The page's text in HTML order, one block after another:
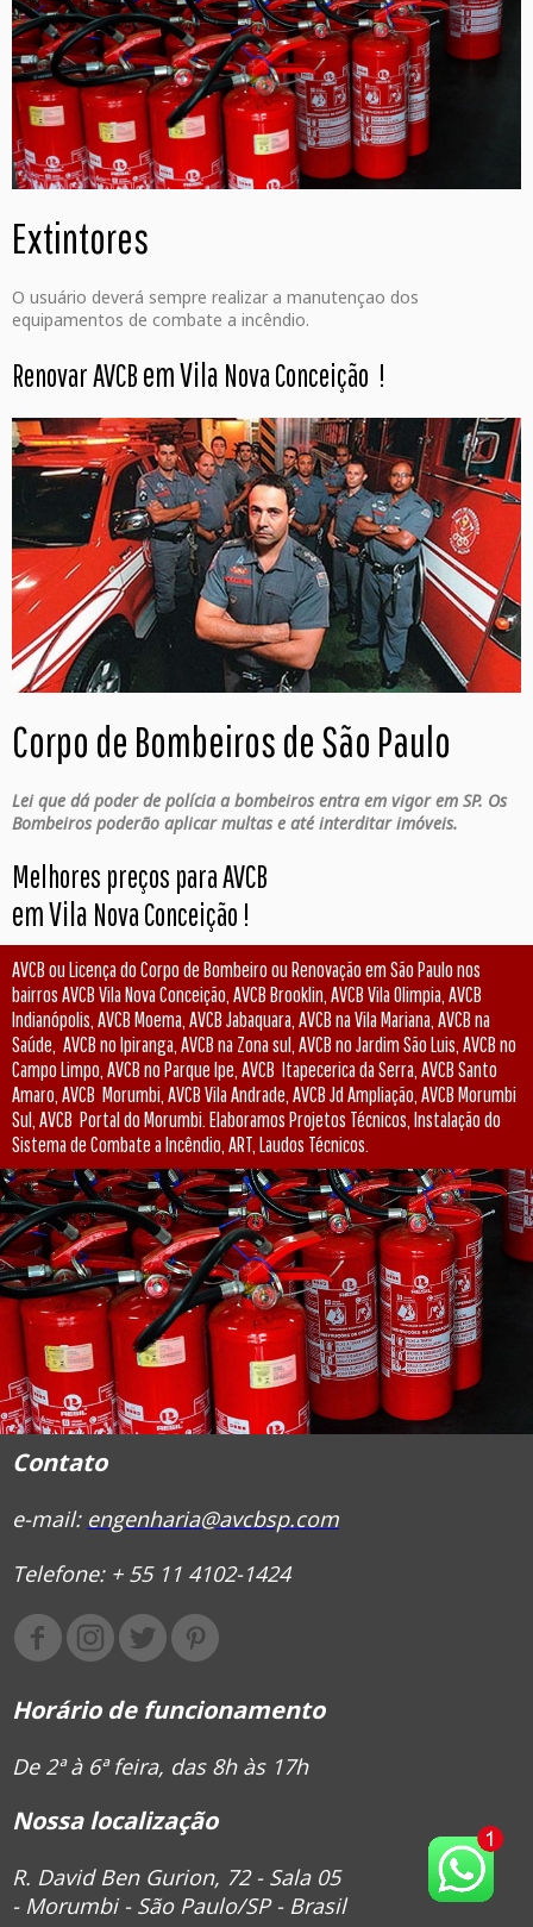
Extintores
O usuário deverá sempre realizar a manutençao dos
equipamentos de combate a incêndio.
Renovar AVCB em Vila Nova Conceição !
Corpo de Bombeiros de São Paulo
Lei que dá poder de polícia a bombeiros entra em vigor em SP. Os
Bombeiros poderão aplicar multas e até interditar imóveis.
Melhores preços para AVCB
em Vila Nova Conceição !
AVCB ou Licença do Corpo de Bombeiro ou Renovação em São Paulo nos
bairros AVCB Vila Nova Conceição, AVCB Brooklin, AVCB Vila Olimpia, AVCB
Indianópolis, AVCB Moema, AVCB Jabaquara, AVCB na Vila Mariana, AVCB na
Saúde, AVCB no Ipiranga, AVCB na Zona sul, AVCB no Jardim São Luis, AVCB no
Campo Limpo, AVCB no Parque Ipe, AVCB Itapecerica da Serra, AVCB Santo
Amaro, AVCB Morumbi, AVCB Vila Andrade, AVCB Jd Ampliação, AVCB Morumbi
Sul, AVCB Portal do Morumbi. Elaboramos Projetos Técnicos, Instalação do
Sistema de Combate a Incêndio, ART, Laudos Técnicos.
Contato
e-mail: engenharia@avcbsp.com
Telefone: + 55 11 4102-1424
Horário de funcionamento
De 2ª à 6ª feira, das 8h às 17h
Nossa localização
R. David Ben Gurion, 72 - Sala 05
- Morumbi - São Paulo/SP - Brasil